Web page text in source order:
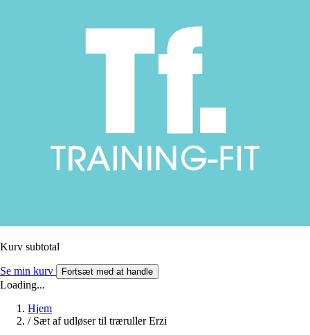
Kurv subtotal
Se min kurv Fortsæt med at handle
Loading...
Hjem
/ Sæt af udløser til træruller Erzi